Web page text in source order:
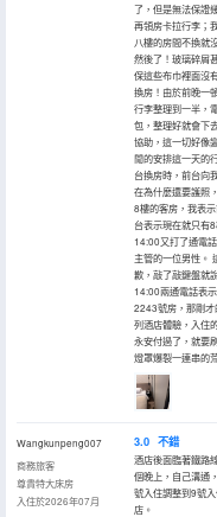
了，但是無法保證
再領房卡拉行李；
八樓的房間不換就
然後了！玻璃碎屑
保這些布巾裡面沒
換房！由於前晚一
行李整理到一半，
包，整理好就會下
協助，這一切好像
閒的安排這一天的
台換房時，前台向
在為什麼還要護照
8樓的客房，我表
台表示現在就只有
14:00又打了通電
主管的一位男性。
歉，敲了敲鍵盤就
14:00兩通電話表
2243號房，那剛才
列酒店體驗，入住
永安付過了，就要
燈罩爆裂一連串的
Wangkunpeng007
商務旅客
尊貴特大床房
入住於2026年07月
3.0 不錯
酒店後面臨著鐵路
個晚上，自己溝通
號入住調整到9號
店。